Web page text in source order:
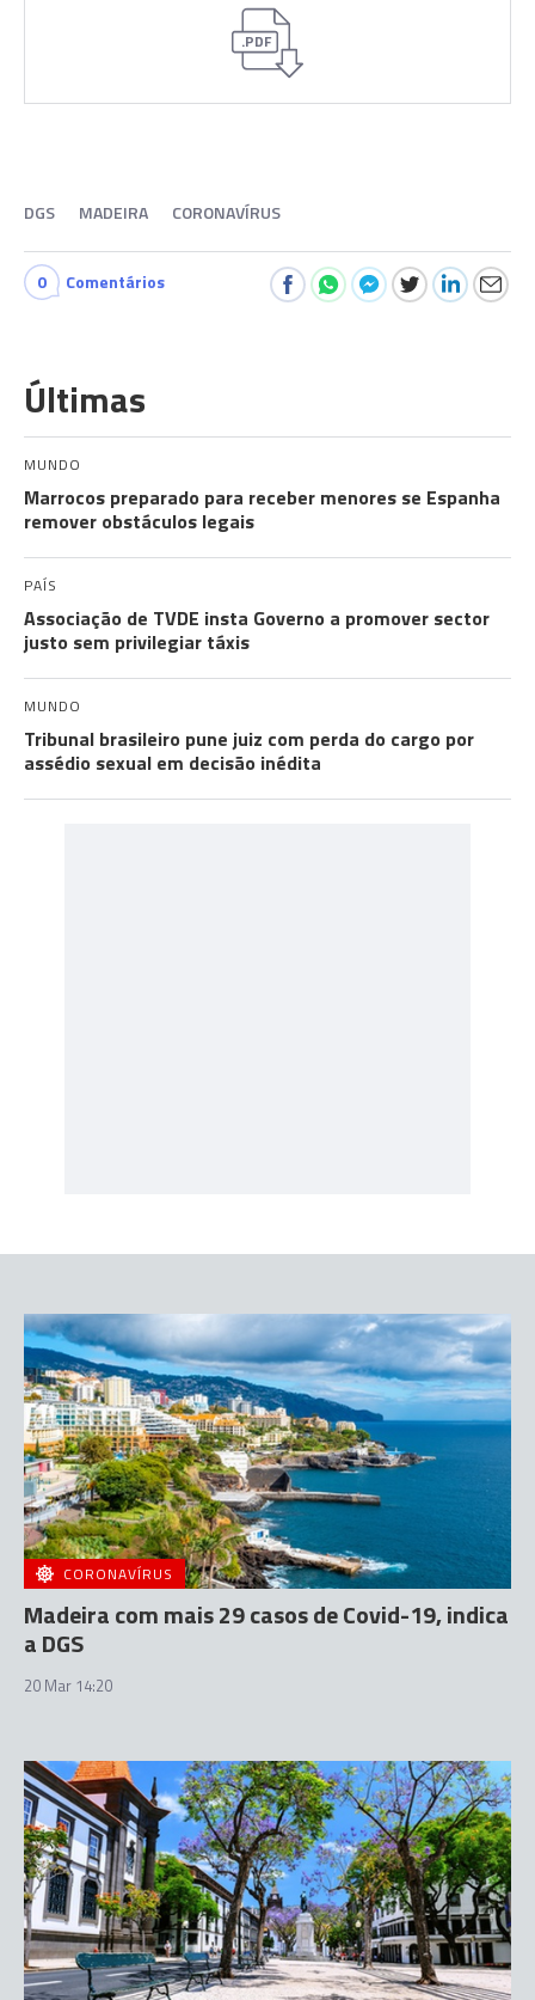
.PDF
DGS MADEIRA CORONAVÍRUS
0 Comentários
Últimas
MUNDO
Marrocos preparado para receber menores se Espanha
remover obstáculos legais
PAÍS
Associação de TVDE insta Governo a promover sector
justo sem privilegiar táxis
MUNDO
Tribunal brasileiro pune juiz com perda do cargo por
assédio sexual em decisão inédita
CORONAVÍRUS
Madeira com mais 29 casos de Covid-19, indica
a DGS
20 Mar 14:20